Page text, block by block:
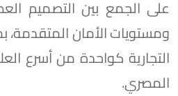
على الجمع بين التصميم
ومستويات الأمان المتقدمة،
التجارية كواحدة من أسرع
المصري.